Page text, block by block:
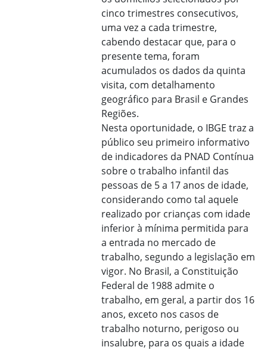
cinco trimestres consecutivos,
uma vez a cada trimestre,
cabendo destacar que, para o
presente tema, foram
acumulados os dados da quinta
visita, com detalhamento
geográfico para Brasil e Grandes
Regiões.
Nesta oportunidade, o IBGE traz a
público seu primeiro informativo
de indicadores da PNAD Contínua
sobre o trabalho infantil das
pessoas de 5 a 17 anos de idade,
considerando como tal aquele
realizado por crianças com idade
inferior à mínima permitida para
a entrada no mercado de
trabalho, segundo a legislação em
vigor. No Brasil, a Constituição
Federal de 1988 admite o
trabalho, em geral, a partir dos 16
anos, exceto nos casos de
trabalho noturno, perigoso ou
insalubre, para os quais a idade